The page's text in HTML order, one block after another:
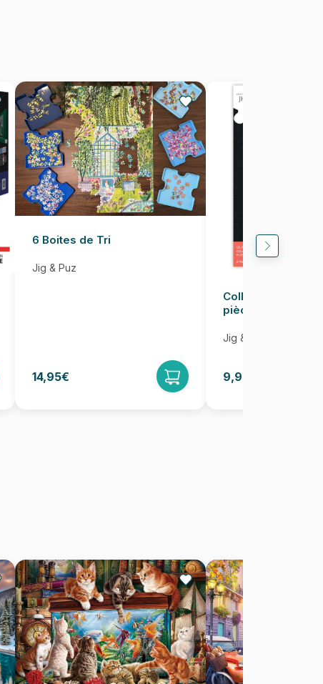
6 Boites de Tri
Jig & Puz
14,95€
Colle pour Puzzle
pièces
Jig & Puz
9,95€